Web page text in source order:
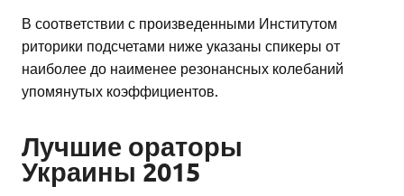
В соответствии с произведенными Институтом
риторики подсчетами ниже указаны спикеры от
наиболее до наименее резонансных колебаний
упомянутых коэффициентов.
Лучшие ораторы
Украины 2015